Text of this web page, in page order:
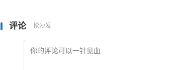
评论 抢沙发